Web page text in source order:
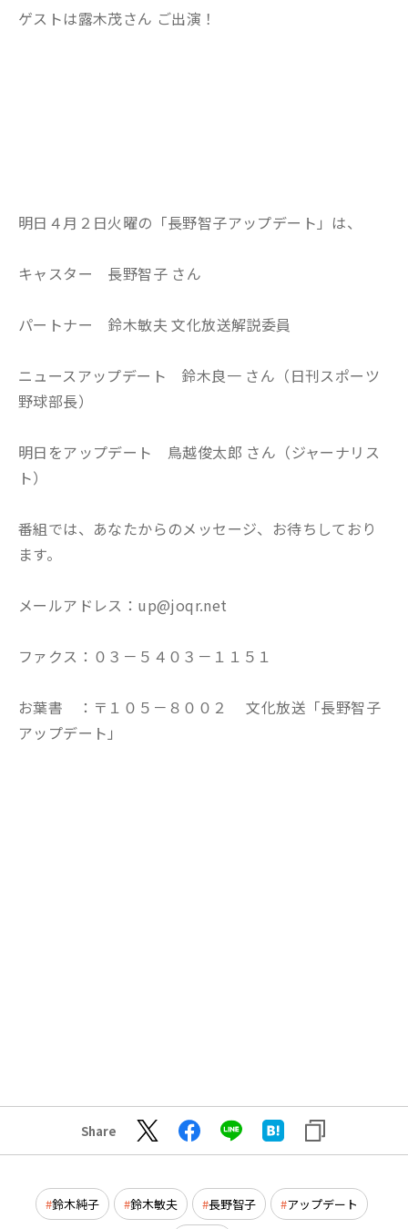
ゲストは露木茂さん ご出演！
明日４月２日火曜の「長野智子アップデート」は、
キャスター 長野智子 さん
パートナー 鈴木敏夫 文化放送解説委員
ニュースアップデート 鈴木良一 さん（日刊スポーツ
野球部長）
明日をアップデート 鳥越俊太郎 さん（ジャーナリス
ト）
番組では、あなたからのメッセージ、お待ちしており
ます。
メールアドレス：up@joqr.net
ファクス：０３－５４０３－１１５１
お葉書 ：〒１０５－８００２ 文化放送「長野智子
アップデート」
Share
鈴木純子 鈴木敏夫 長野智子 アップデート